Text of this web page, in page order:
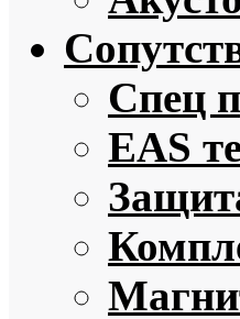
Спец
EAS